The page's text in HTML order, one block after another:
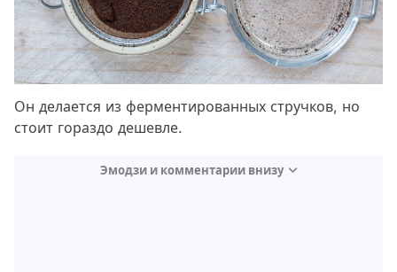
Он делается из ферментированных стручков, но
стоит гораздо дешевле.
Эмодзи и комментарии внизу